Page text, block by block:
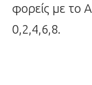
φορείς με το
0,2,4,6,8.